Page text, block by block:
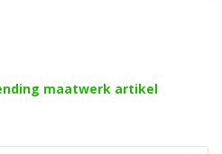
maatwerk artikel